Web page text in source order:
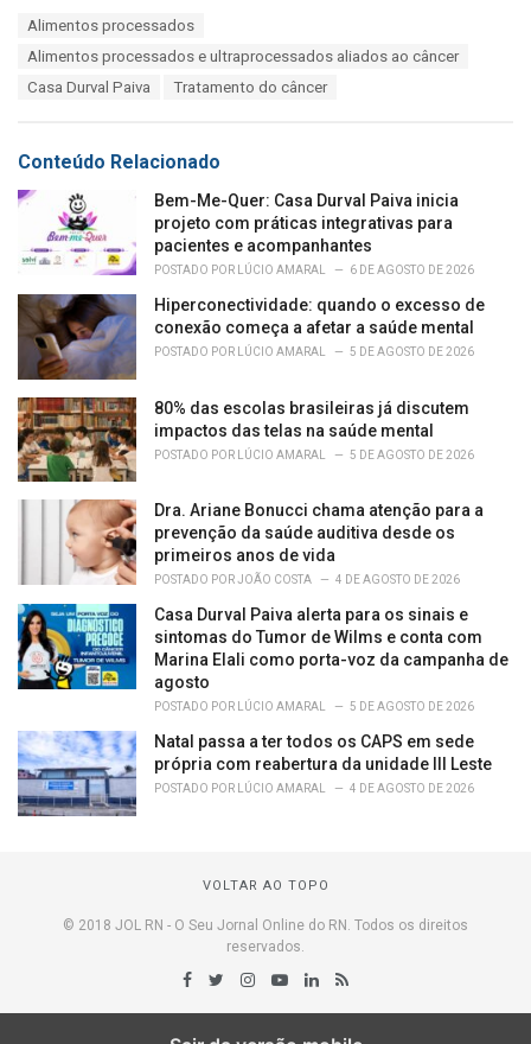
e
:
Alimentos processados
Alimentos processados e ultraprocessados aliados ao câncer
Casa Durval Paiva
Tratamento do câncer
Conteúdo Relacionado
Bem-Me-Quer: Casa Durval Paiva inicia
projeto com práticas integrativas para
pacientes e acompanhantes
POSTADO POR LÚCIO AMARAL 6 DE AGOSTO DE 2026
Hiperconectividade: quando o excesso de
conexão começa a afetar a saúde mental
POSTADO POR LÚCIO AMARAL 5 DE AGOSTO DE 2026
80% das escolas brasileiras já discutem
impactos das telas na saúde mental
POSTADO POR LÚCIO AMARAL 5 DE AGOSTO DE 2026
Dra. Ariane Bonucci chama atenção para a
prevenção da saúde auditiva desde os
primeiros anos de vida
POSTADO PORJOÃO COSTA 4 DE AGOSTO DE 2026
Casa Durval Paiva alerta para os sinais e
sintomas do Tumor de Wilms e conta com
Marina Elali como porta-voz da campanha de
agosto
POSTADO POR LÚCIO AMARAL 5 DE AGOSTO DE 2026
Natal passa a ter todos os CAPS em sede
própria com reabertura da unidade III Leste
POSTADO POR LÚCIO AMARAL 4 DE AGOSTO DE 2026
VOLTAR AO TOPO
© 2018 JOL RN - O Seu Jornal Online do RN. Todos os direitos
reservados.